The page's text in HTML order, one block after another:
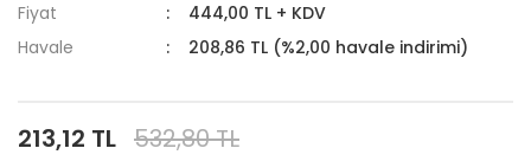
Fiyat
444,00 TL + KDV
Havale
208,86 TL (%2,00 havale indirimi)
213,12 TL 532,80 TL